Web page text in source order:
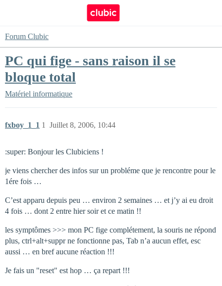
Forum Clubic
PC qui fige - sans raison il se
bloque total
Matériel informatique
fxboy_1_1 Juillet 8, 2006, 10:44
1
:super: Bonjour les Clubiciens !
je viens chercher des infos sur un probléme que je rencontre pour le
1ére fois …
C’est apparu depuis peu … environ 2 semaines … et j’y ai eu droit
4 fois … dont 2 entre hier soir et ce matin !!
les symptômes >>> mon PC fige complétement, la souris ne répond
plus, ctrl+alt+suppr ne fonctionne pas, Tab n’a aucun effet, esc
aussi … en bref aucune réaction !!!
Je fais un "reset" est hop … ça repart !!!